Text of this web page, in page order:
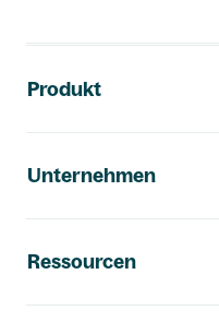
Produkt
Unternehmen
Ressourcen